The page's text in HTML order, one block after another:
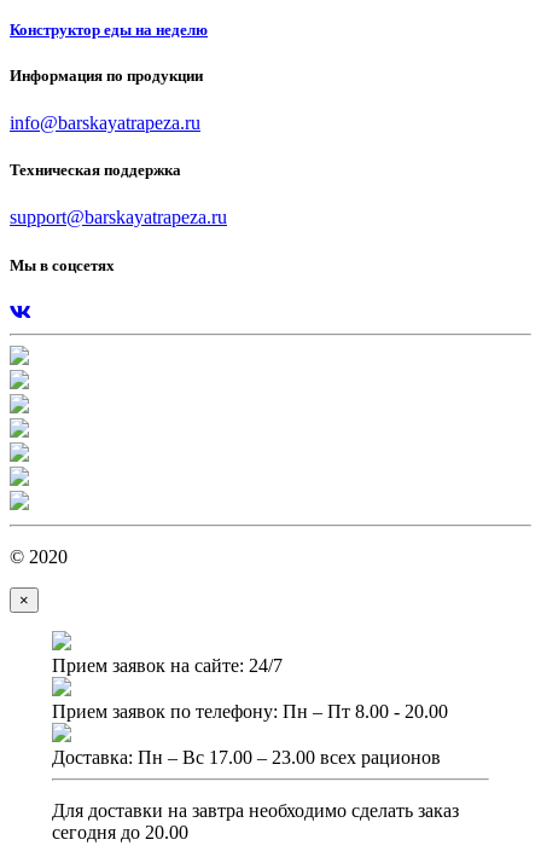
Конструктор еды на неделю
Информация по продукции
info@barskayatrapeza.ru
Техническая поддержка
support@barskayatrapeza.ru
Мы в соцсетях
© 2020
×
Прием заявок на сайте: 24/7
Прием заявок по телефону: Пн – Пт 8.00 - 20.00
Доставка: Пн – Вс 17.00 – 23.00 всех рационов
Для доставки на завтра необходимо сделать заказ
сегодня до 20.00